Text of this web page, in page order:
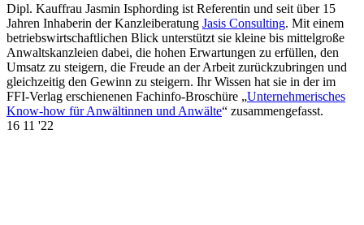
Dipl. Kauffrau Jasmin Isphording ist Referentin und seit über 15
Jahren Inhaberin der Kanzleiberatung Jasis Consulting. Mit einem
betriebswirtschaftlichen Blick unterstützt sie kleine bis mittelgroße
Anwaltskanzleien dabei, die hohen Erwartungen zu erfüllen, den
Umsatz zu steigern, die Freude an der Arbeit zurückzubringen und
gleichzeitig den Gewinn zu steigern. Ihr Wissen hat sie in der im
FFI-Verlag erschienenen Fachinfo-Broschüre „Unternehmerisches
Know-how für Anwältinnen und Anwälte“ zusammengefasst.
16 11 '22